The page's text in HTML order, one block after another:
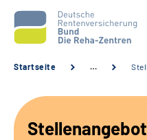
Unsere Kliniken
Startseite …